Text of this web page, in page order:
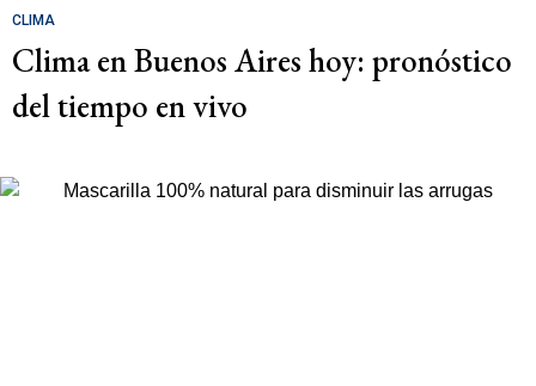
CLIMA
Clima en Buenos Aires hoy: pronóstico
del tiempo en vivo